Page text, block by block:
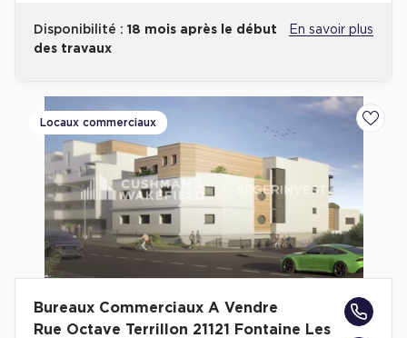
Disponibilité : 18 mois après le début
des travaux
En savoir plus
Locaux commerciaux
Bureaux Commerciaux A Vendre
Rue Octave Terrillon 21121 Fontaine Les